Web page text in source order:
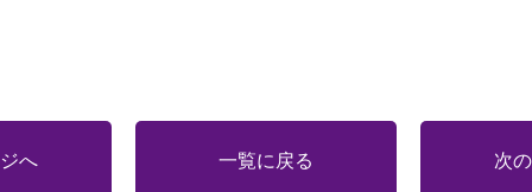
へ 一覧に戻る 次